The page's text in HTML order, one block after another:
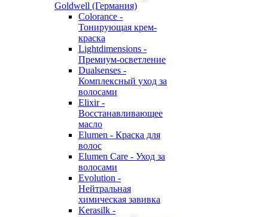
Goldwell (Германия)
Colorance -
Тонирующая крем-
краска
Lightdimensions -
Премиум-осветление
Dualsenses -
Комплексный уход за
волосами
Elixir -
Восстанавливающее
масло
Elumen - Краска для
волос
Elumen Care - Уход за
волосами
Evolution -
Нейтральная
химическая завивка
Kerasilk -